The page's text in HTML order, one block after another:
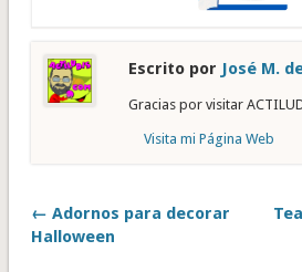
Escrito por José M.
Gracias por visitar
Visita mi Página Web
← Adornos para decorar
Halloween